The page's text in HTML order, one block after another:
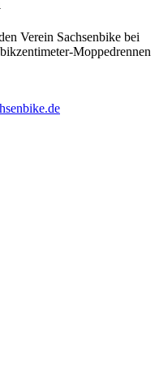
Verein Sachsenbike bei
Moppedrennen